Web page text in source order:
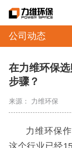
公司动态
在力维环保
步骤？
来源： 力维环保
力维环保
这个行业已经